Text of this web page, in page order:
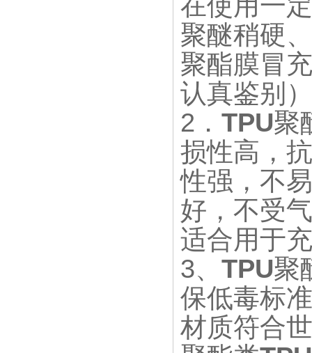
聚醚稍硬
聚酯膜冒
认真鉴别）
2． TPU聚
损性高，
性强，不
好，不受
适合用于
3、 TPU聚
保低毒标
材质符合